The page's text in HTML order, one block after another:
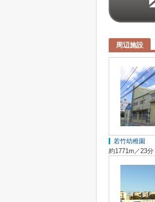
周辺施設
若竹幼稚園
約1771m／23分